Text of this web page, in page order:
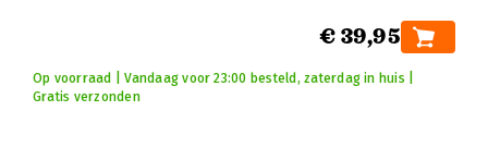
€ 39,95
Op voorraad | Vandaag voor 23:00 besteld, zaterdag in huis |
Gratis verzonden